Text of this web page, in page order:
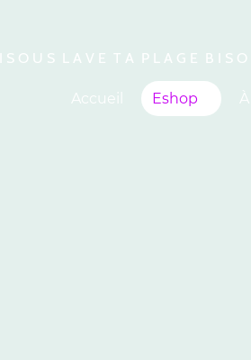
S O U S L A V E T A P L A G E B I S
Accueil Eshop